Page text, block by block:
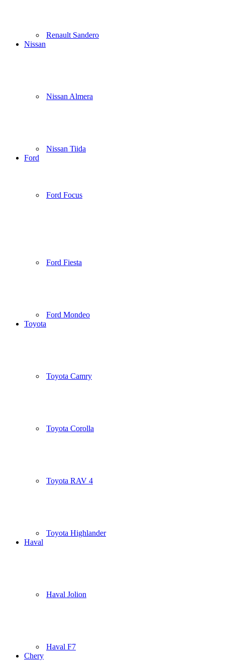
Renault Sandero
Nissan
Nissan Almera
Nissan Tiida
Ford
Ford Focus
Ford Fiesta
Ford Mondeo
Toyota
Toyota Camry
Toyota Corolla
Toyota RAV 4
Toyota Highlander
Haval
Haval Jolion
Haval F7
Chery